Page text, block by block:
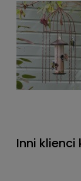
Inni klienci